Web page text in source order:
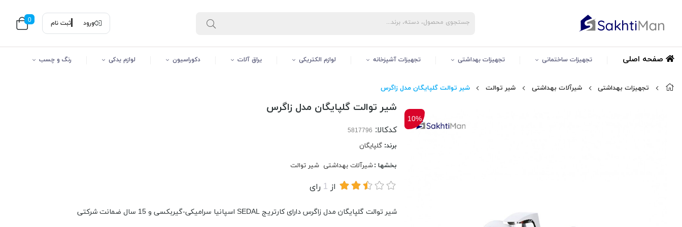
ورود ثبت نام 0
صفحه اصلی تجهیزات ساختمانی تجهیزات بهداشتی تجهیزات آشپزخانه لوازم الکتریکی یراق آلات دکوراسیون لوازم یدکی رنگ و چسب
تجهیزات بهداشتی شیرآلات بهداشتی شیر توالت شیر توالت گلپایگان مدل زاگرس
10%
شیر توالت گلپایگان مدل زاگرس
کدکالا:
برند:گلپایگان
بخشها :شیرآلات بهداشتی شیر توالت
از 1 رای
شیر توالت گلپایگان مدل زاگرس دارای کارتریج SEDAL اسپانیا سرامیکی-گیربکسی و 15 سال ضمانت شرکتی